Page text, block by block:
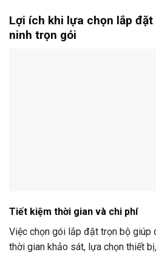
Lợi ích khi lựa chọn lắp
ninh trọn gói
Tiết kiệm thời gian và chi phí
Việc chọn gói lắp đặt trọn bộ giúp
thời gian khảo sát, lựa chọn thiết